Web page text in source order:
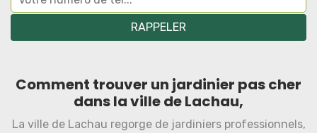
Comment trouver un jardinier pas cher
dans la ville de Lachau,
La ville de Lachau regorge de jardiniers professionnels,